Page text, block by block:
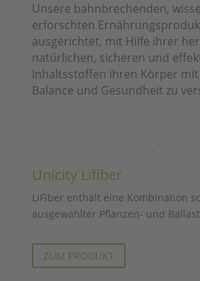
Unsere bahnbrechenden,
erforschten
ausgerichtet, mit Hilfe ihrer
natürlichen, sicheren und
Inhaltsstoffen ihren Körper
Balance und Gesundheit zu
Unicity Lifiber
LiFiber enthält eine Kombination
ausgewählter Pflanzen- und
ZUM PRODUKT